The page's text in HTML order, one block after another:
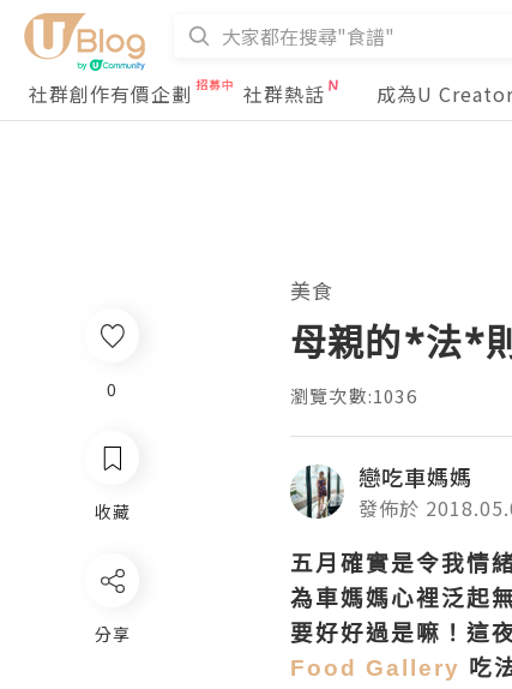
社群創作有價企劃
社群熱話 成為U
0
收藏
分享
美食
母親的*法*
瀏覽次數:1036
戀吃車媽媽
發佈於
五月確實是令我情
為車媽媽心裡泛起
要好好過是嘛！這
Food Gallery 吃